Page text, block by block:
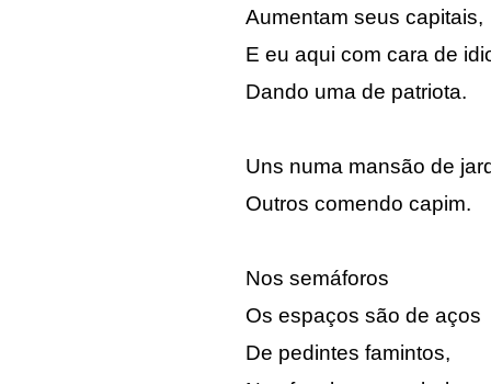
Aumentam seus capitais,
E eu aqui com cara de
Dando uma de patriota.
Uns numa mansão de
Outros comendo capim.
Nos semáforos
Os espaços são de aços
De pedintes famintos,